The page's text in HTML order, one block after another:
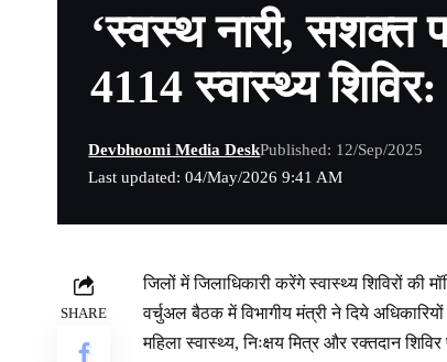
‘स्वस्थ नारी, सशक्त
4114 स्वास्थ्य
Last updated: 04/May/2026 9:41 AM
Devbhoomi Media DeskPublished: 12/Sep/2025
SHARE
जिलों में जिलाधिकारी करेंगे स्वास्थ्य शिविरों की
वर्चुअल बैठक में विभागीय मंत्री ने दिये
महिला स्वास्थ्य, निःक्षय मित्र और रक्तदान